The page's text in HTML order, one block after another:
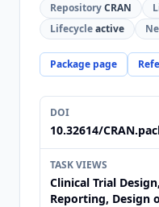
RepositoryCRAN
Lifecycleactive
Package page
DOI
10.32614/
TASK VIEWS
Clinical Trial
Reporting, Design